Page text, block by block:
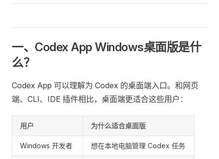
一、Codex App Windows桌面版是什
么？
Codex App 可以理解为 Codex 的桌面端入口。和网页
端、CLI、IDE 插件相比，桌面端更适合这些用户：
用户 为什么适合桌面版
Windows 开发者 想在本地电脑管理 Codex 任务